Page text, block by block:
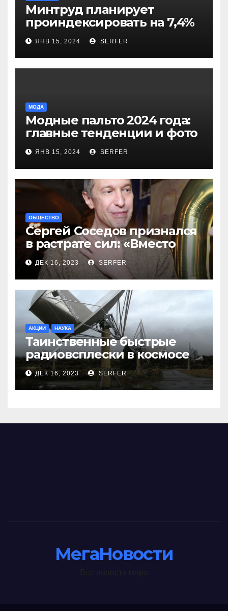
Минтруд планирует
проиндексировать на 7,4%
более 40 выплат и
компенсаций
ЯНВ 15, 2024 SERFER
МОДА
Модные пальто 2024 года:
главные тенденции и фото
новинок
ЯНВ 15, 2024 SERFER
ОБЩЕСТВО
Сергей Соседов признался
в растрате сил: «Вместо
меня взяли Пригожина»
ДЕК 16, 2023 SERFER
АКЦИИ НАУКА
Таинственные быстрые
радиовсплески в космосе
сделались все более
странными
ДЕК 16, 2023 SERFER
МегаНовости